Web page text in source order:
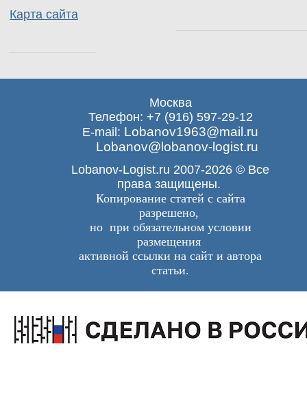
Карта сайта
Москва
Телефон: +7 (916) 597-29-12
E-mail: Lobanov1963@mail.ru
Lobanov@lobanov-logist.ru
Lobanov-Logist.ru 2007-2026 © Все
права защищены.
Копирование статей с сайта
разрешено,
но при обязательном условии
размещения
активной ссылки на сайт и автора
статьи.